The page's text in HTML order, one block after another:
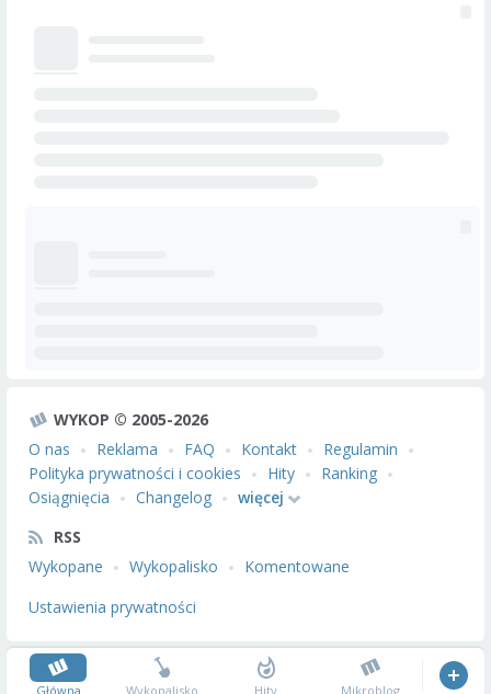
WYKOP © 2005-2026
O nas
Reklama FAQ Kontakt
Regulamin
Polityka prywatności i cookies
Hity
Ranking
Osiągnięcia
Changelog
więcej
RSS
Wykopane
Wykopalisko
Komentowane
Ustawienia prywatności
Główna Wykopalisko Hity Mikroblog